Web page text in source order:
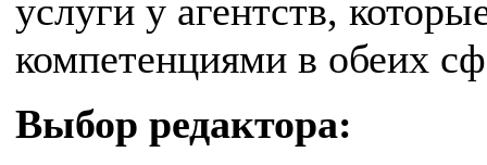
услуги у агентств,
компетенциями в обеих
Выбор редактора: